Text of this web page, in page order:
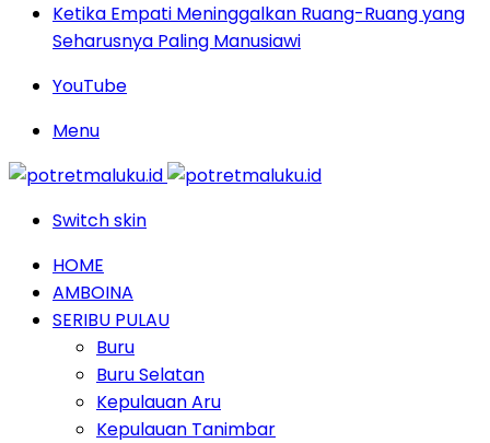
Ketika Empati Meninggalkan Ruang-Ruang yang
Seharusnya Paling Manusiawi
YouTube
Menu
Switch skin
HOME
AMBOINA
SERIBU PULAU
Buru
Buru Selatan
Kepulauan Aru
Kepulauan Tanimbar